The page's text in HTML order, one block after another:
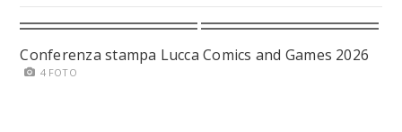
Conferenza stampa Lucca Comics and Games 2026
4 FOTO